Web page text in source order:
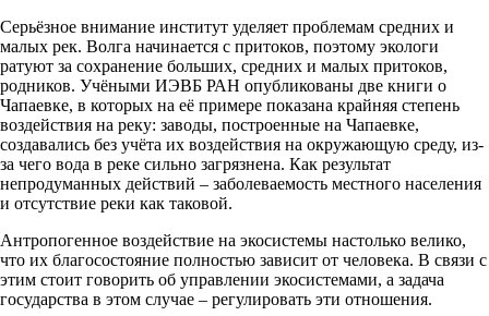
Серьёзное внимание институт уделяет проблемам средних и
малых рек. Волга начинается с притоков, поэтому экологи
ратуют за сохранение больших, средних и малых притоков,
родников. Учёными ИЭВБ РАН опубликованы две книги о
Чапаевке, в которых на её примере показана крайняя степень
воздействия на реку: заводы, построенные на Чапаевке,
создавались без учёта их воздействия на окружающую среду, из-
за чего вода в реке сильно загрязнена. Как результат
непродуманных действий – заболеваемость местного населения
и отсутствие реки как таковой.
Антропогенное воздействие на экосистемы настолько велико,
что их благосостояние полностью зависит от человека. В связи с
этим стоит говорить об управлении экосистемами, а задача
государства в этом случае – регулировать эти отношения.